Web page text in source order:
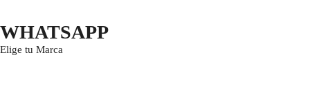
WHATSAPP
Elige tu Marca